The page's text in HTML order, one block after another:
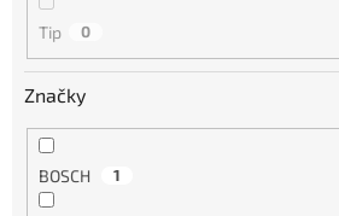
Tip 0
Značky
BOSCH 1